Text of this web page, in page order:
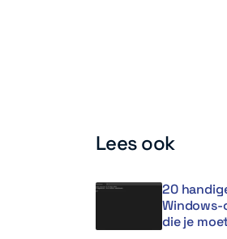
Lees ook
20
die je